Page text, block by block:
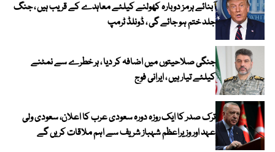
آبنائے ہرمز دوبارہ کھولنے کیلئے معاہدے کے قریب ہیں ، جنگ
جلد ختم ہو جائے گی ، ڈونلڈ ٹرمپ
جنگی صلاحیتوں میں اضافہ کر دیا ، ہر خطرے سے نمٹنے
کیلئے تیار ہیں ، ایرانی فوج
ترک صدر کا ایک روزہ دورہ سعودی عرب کا اعلان، سعودی ولی
عہد اور وزیراعظم شہباز شریف سے اہم ملاقات کریں گے